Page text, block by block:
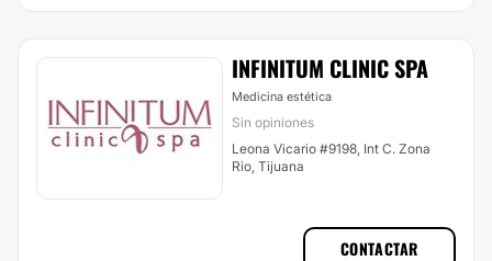
INFINITUM CLINIC SPA
Medicina estética
Sin opiniones
Leona Vicario #9198, Int C. Zona
Rio, Tijuana
CONTACTAR